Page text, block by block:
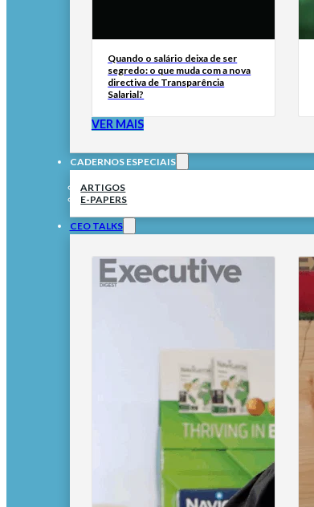
Quando o salário deixa de ser
segredo: o que muda com a nova
directiva de Transparência
Salarial?
VER MAIS
CADERNOS ESPECIAIS
ARTIGOS
E-PAPERS
CEO TALKS